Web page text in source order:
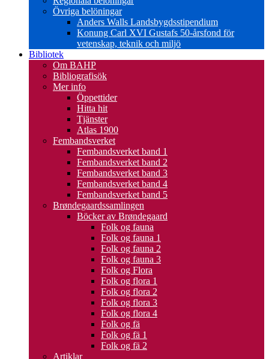
Övriga belöningar
Anders Walls Landsbygdsstipendium
Konung Carl XVI Gustafs 50-årsfond för
vetenskap, teknik och miljö
Bibliotek
Om BAHP
Bibliografisök
Mer info
Öppettider
Hitta hit
Tjänster
Atlas 1900
Fembandsverket
Fembandsverket band 1
Fembandsverket band 2
Fembandsverket band 3
Fembandsverket band 4
Fembandsverket band 5
Brøndegaardssamlingen
Böcker av Brøndegaard
Folk og fauna
Folk og fauna 1
Folk og fauna 2
Folk og fauna 3
Folk og Flora
Folk og flora 1
Folk og flora 2
Folk og flora 3
Folk og flora 4
Folk og fä
Folk og fä 1
Folk og fä 2
Artiklar